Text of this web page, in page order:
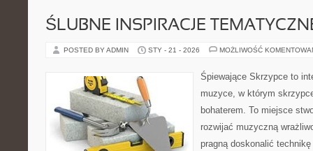
ŚLUBNE INSPIRACJE
POSTED BY ADMIN STY - 21 - 2026 MOŻLIWOŚĆ
Śpiewające Skrzypce to
muzyce, w którym
bohaterem. To miejsce
rozwijać muzyczną
pragną doskonalić